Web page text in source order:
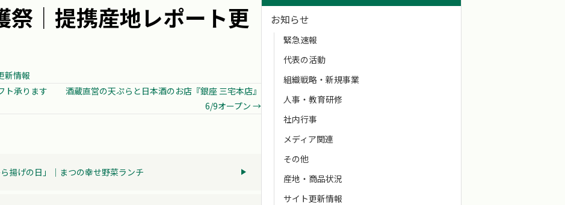
祭│提携産地レポート更
新情報
ト承ります
酒蔵直営の天ぷらと日本酒のお店『銀座 三宅本店』
6/9オープン →
揚げの日」│まつの幸せ野菜ランチ
お知らせ
緊急速報
代表の活動
組織戦略・新規事業
人事・教育研修
社内行事
メディア関連
その他
産地・商品状況
サイト更新情報